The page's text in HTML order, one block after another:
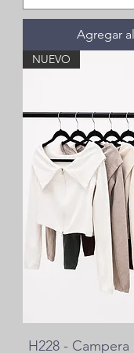
Agregar
NUEVO
H228 -